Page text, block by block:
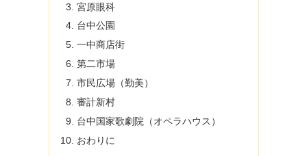
宮原眼科
台中公園
一中商店街
第二市場
市民広場（勤美）
審計新村
台中国家歌劇院（オペラハウス）
おわりに